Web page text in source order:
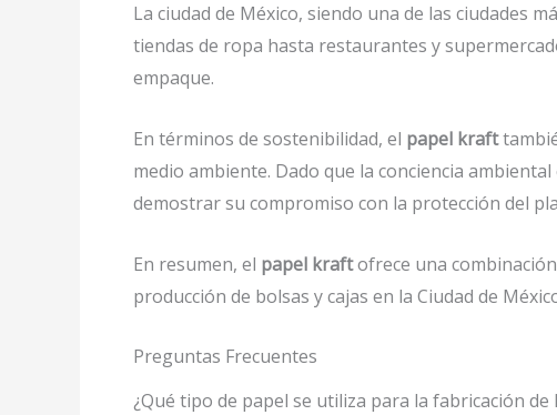
La ciudad de México, siendo una de las ciudades
tiendas de ropa hasta restaurantes y
empaque.
En términos de sostenibilidad, el papel kraft
medio ambiente. Dado que la conciencia
demostrar su compromiso con la protección del
En resumen, el papel kraftofrece una
producción de bolsas y cajas en la Ciudad de
Preguntas Frecuentes
¿Qué tipo de papel se utiliza para la fabricación